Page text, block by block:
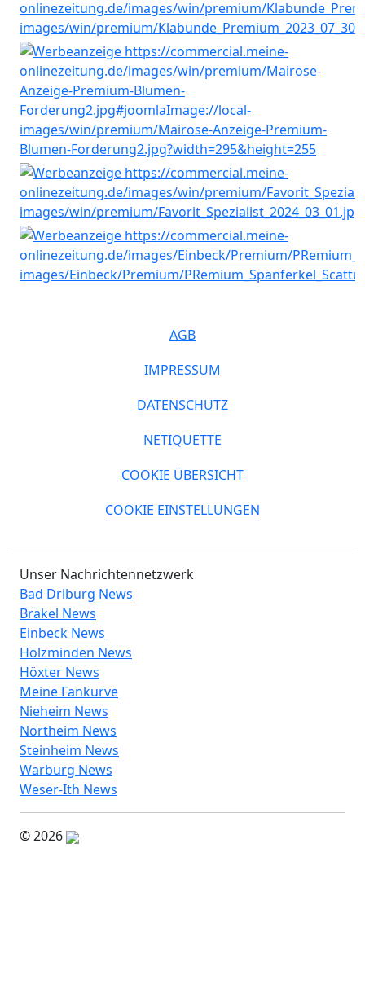
AGB
IMPRESSUM
DATENSCHUTZ
NETIQUETTE
COOKIE ÜBERSICHT
COOKIE EINSTELLUNGEN
Unser Nachrichtennetzwerk
Bad Driburg News
Brakel News
Einbeck News
Holzminden News
Höxter News
Meine Fankurve
Nieheim News
Northeim News
Steinheim News
Warburg News
Weser-Ith News
© 2026